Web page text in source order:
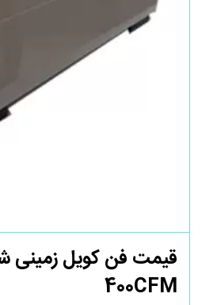
قیمت فن کویل زمینی
400CFM